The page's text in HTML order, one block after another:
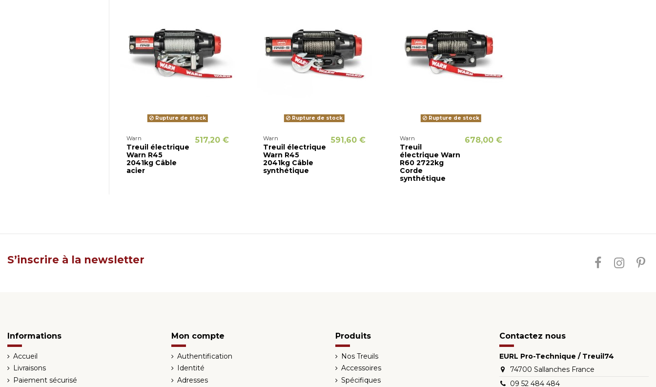
Rupture de stock
Warn
Treuil électrique
Warn R45
2041kg Câble
acier
517,20 €
Rupture de stock
Warn
Treuil électrique
Warn R45
2041kg Câble
synthétique
591,60 €
Rupture de stock
Warn
Treuil
électrique Warn
R60 2722kg
Corde
synthétique
678,00 €
S’inscrire à la newsletter
Informations
Accueil
Livraisons
Paiement sécurisé
Mon compte
Authentification
Identité
Adresses
Produits
Nos Treuils
Accessoires
Spécifiques
Contactez nous
EURL Pro-Technique / Treuil74
74700 Sallanches France
09 52 484 484